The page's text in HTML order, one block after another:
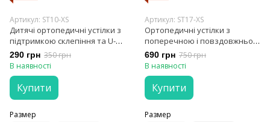
Артикул: ST10-XS
Дитячі ортопедичні устілки з
підтримкою склепіння та U-
подібною підтримкою п'яти
290 грн 350 грн
В наявності
Купити
Размер
Артикул: ST17-XS
Ортопедичні устілки з
поперечною і повздовжньою
підтримкою своду стопи і
п'яти та силіконовими
вставками
690 грн 750 грн
В наявності
Купити
Размер